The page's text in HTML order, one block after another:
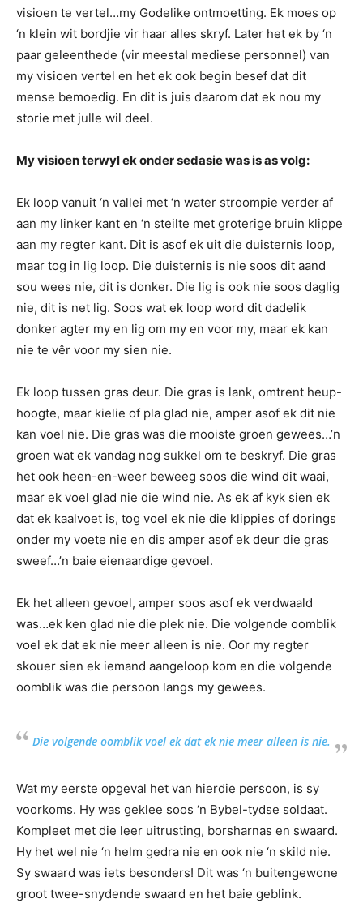
visioen te vertel…my Godelike ontmoetting. Ek moes op
‘n klein wit bordjie vir haar alles skryf. Later het ek by ‘n
paar geleenthede (vir meestal mediese personnel) van
my visioen vertel en het ek ook begin besef dat dit
mense bemoedig. En dit is juis daarom dat ek nou my
storie met julle wil deel.
My visioen terwyl ek onder sedasie was is as volg:
Ek loop vanuit ‘n vallei met ‘n water stroompie verder af
aan my linker kant en ‘n steilte met groterige bruin klippe
aan my regter kant. Dit is asof ek uit die duisternis loop,
maar tog in lig loop. Die duisternis is nie soos dit aand
sou wees nie, dit is donker. Die lig is ook nie soos daglig
nie, dit is net lig. Soos wat ek loop word dit dadelik
donker agter my en lig om my en voor my, maar ek kan
nie te vêr voor my sien nie.
Ek loop tussen gras deur. Die gras is lank, omtrent heup-
hoogte, maar kielie of pla glad nie, amper asof ek dit nie
kan voel nie. Die gras was die mooiste groen gewees…’n
groen wat ek vandag nog sukkel om te beskryf. Die gras
het ook heen-en-weer beweeg soos die wind dit waai,
maar ek voel glad nie die wind nie. As ek af kyk sien ek
dat ek kaalvoet is, tog voel ek nie die klippies of dorings
onder my voete nie en dis amper asof ek deur die gras
sweef…’n baie eienaardige gevoel.
Ek het alleen gevoel, amper soos asof ek verdwaald
was…ek ken glad nie die plek nie. Die volgende oomblik
voel ek dat ek nie meer alleen is nie. Oor my regter
skouer sien ek iemand aangeloop kom en die volgende
oomblik was die persoon langs my gewees.
Die volgende oomblik voel ek dat ek nie meer alleen is nie.
Wat my eerste opgeval het van hierdie persoon, is sy
voorkoms. Hy was geklee soos ‘n Bybel-tydse soldaat.
Kompleet met die leer uitrusting, borsharnas en swaard.
Hy het wel nie ‘n helm gedra nie en ook nie ‘n skild nie.
Sy swaard was iets besonders! Dit was ‘n buitengewone
groot twee-snydende swaard en het baie geblink.